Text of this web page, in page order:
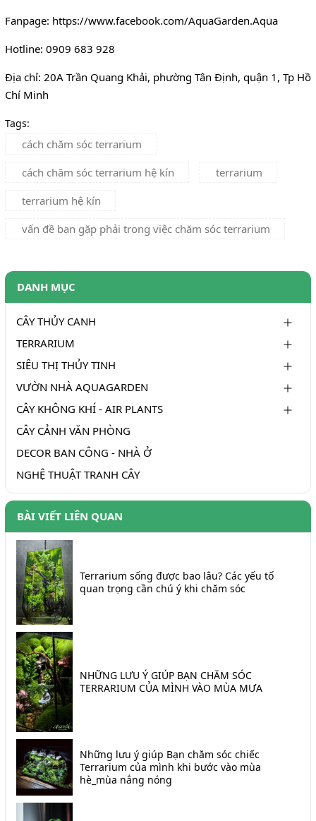
Fanpage: https://www.facebook.com/AquaGarden.Aqua
Hotline: 0909 683 928
Địa chỉ: 20A Trần Quang Khải, phường Tân Định, quận 1, Tp Hồ
Chí Minh
Tags:
cách chăm sóc terrarium
cách chăm sóc terrarium hệ kín
terrarium
terrarium hệ kín
vấn đề bạn gặp phải trong việc chăm sóc terrarium
DANH MỤC
CÂY THỦY CANH
TERRARIUM
SIÊU THỊ THỦY TINH
VƯỜN NHÀ AQUAGARDEN
CÂY KHÔNG KHÍ - AIR PLANTS
CÂY CẢNH VĂN PHÒNG
DECOR BAN CÔNG - NHÀ Ở
NGHỆ THUẬT TRANH CÂY
BÀI VIẾT LIÊN QUAN
Terrarium sống được bao lâu? Các yếu tố
quan trọng cần chú ý khi chăm sóc
NHỮNG LƯU Ý GIÚP BẠN CHĂM SÓC
TERRARIUM CỦA MÌNH VÀO MÙA MƯA
Những lưu ý giúp Bạn chăm sóc chiếc
Terrarium của mình khi bước vào mùa
hè_mùa nắng nóng